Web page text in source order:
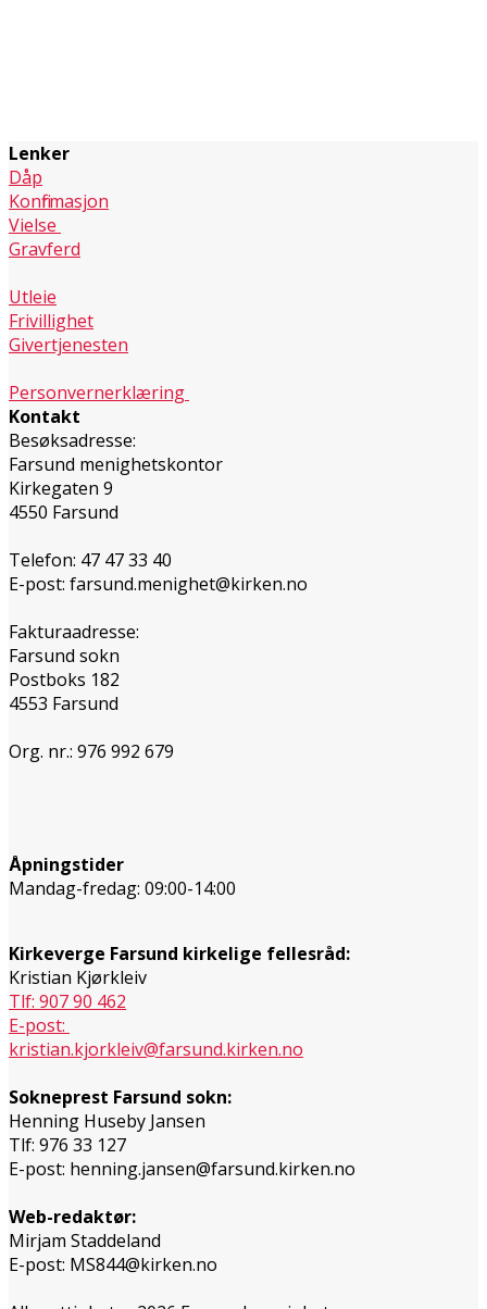
Lenker
Dåp
Konfirmasjon
Vielse
Gravferd
Utleie
Frivillighet
Givertjenesten
Personvernerklæring
Kontakt
Besøksadresse:
Farsund menighetskontor
Kirkegaten 9
4550 Farsund
Telefon: 47 47 33 40
E-post: farsund.menighet@kirken.no
Fakturaadresse:
Farsund sokn
Postboks 182
4553 Farsund
Org. nr.: 976 992 679
Åpningstider
Mandag-fredag: 09:00-14:00
Kirkeverge Farsund kirkelige fellesråd:
Kristian Kjørkleiv
Tlf: 907 90 462
E-post:
kristian.kjorkleiv@farsund.kirken.no
Sokneprest Farsund sokn:
Henning Huseby Jansen
Tlf: 976 33 127
E-post: henning.jansen@farsund.kirken.no
Web-redaktør:
Mirjam Staddeland
E-post: MS844@kirken.no